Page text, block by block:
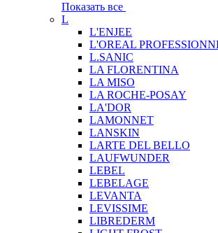
Показать все
L
L'ENJEE
L'OREAL
L.SANIC
LA FLORENTINA
LA MISO
LA ROCHE-POSAY
LA'DOR
LAMONNET
LANSKIN
LARTE DEL BELLO
LAUFWUNDER
LEBEL
LEBELAGE
LEVANTA
LEVISSIME
LIBREDERM